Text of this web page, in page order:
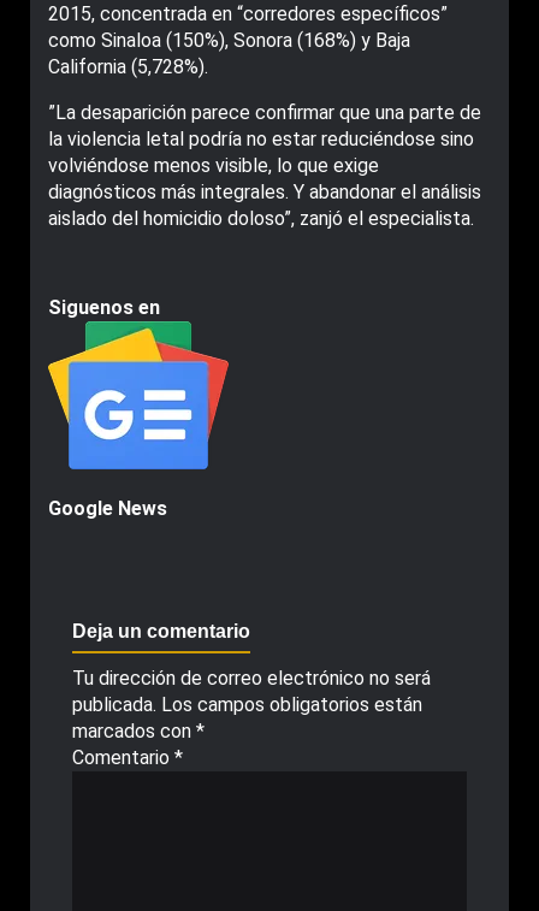
2015, concentrada en “corredores específicos”
como Sinaloa (150%), Sonora (168%) y Baja
California (5,728%).
”La desaparición parece confirmar que una parte de
la violencia letal podría no estar reduciéndose sino
volviéndose menos visible, lo que exige
diagnósticos más integrales. Y abandonar el análisis
aislado del homicidio doloso”, zanjó el especialista.
Siguenos en
Google News
Deja un comentario
Tu dirección de correo electrónico no será
publicada. Los campos obligatorios están
marcados con *
Comentario *